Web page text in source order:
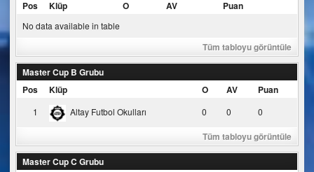
Pos
Klüp O AV Puan
No data available in table
Tüm tabloyu görüntüle
Master Cup B Grubu
Pos
Klüp O AV Puan
1 Altay Futbol Okulları 0 0 0
Tüm tabloyu görüntüle
Master Cup C Grubu